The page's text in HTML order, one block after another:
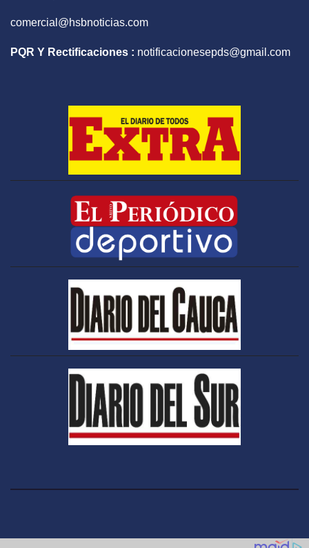
comercial@hsbnoticias.com
PQR Y Rectificaciones : notificacionesepds@gmail.com